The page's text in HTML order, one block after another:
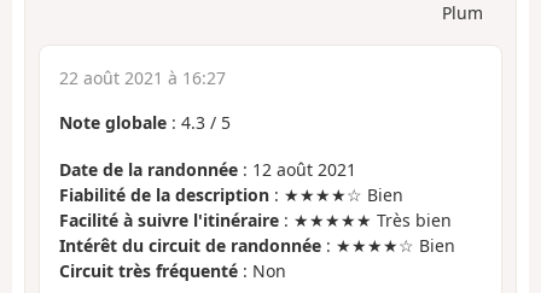
Plum
22 août 2021 à 16:27
Note globale : 4.3 / 5
Date de la randonnée : 12 août 2021
Fiabilité de la description : ★★★★☆ Bien
Facilité à suivre l'itinéraire : ★★★★★ Très bien
Intérêt du circuit de randonnée : ★★★★☆ Bien
Circuit très fréquenté : Non